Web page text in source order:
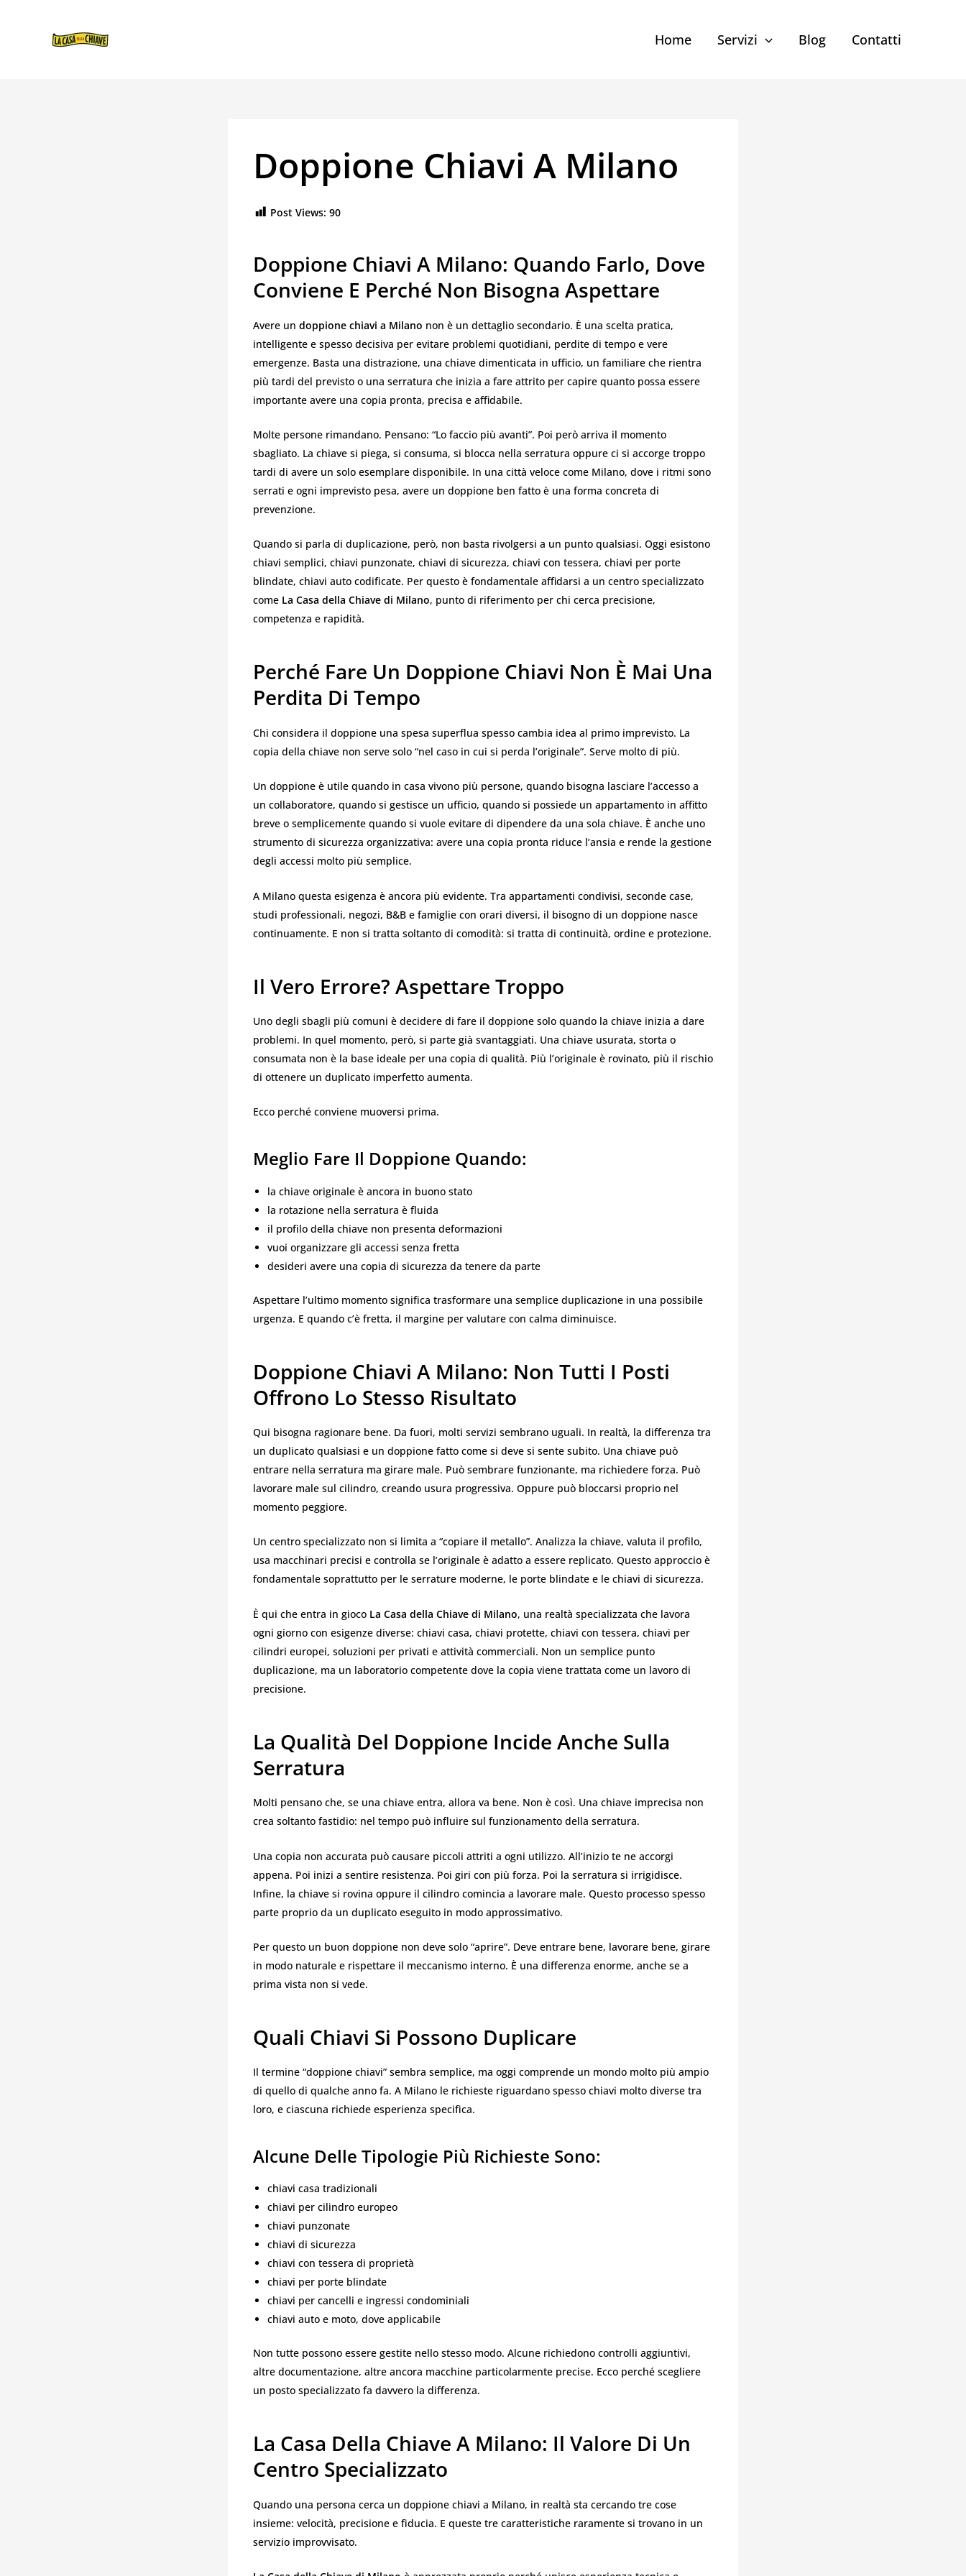
CONTENUTO
Home Servizi Blog Contatti
Doppione Chiavi A Milano
Post Views: 90
Doppione Chiavi A Milano: Quando Farlo, Dove
Conviene E Perché Non Bisogna Aspettare
Avere un doppione chiavi a Milano non è un dettaglio secondario. È una scelta pratica,
intelligente e spesso decisiva per evitare problemi quotidiani, perdite di tempo e vere
emergenze. Basta una distrazione, una chiave dimenticata in ufficio, un familiare che rientra
più tardi del previsto o una serratura che inizia a fare attrito per capire quanto possa essere
importante avere una copia pronta, precisa e affidabile.
Molte persone rimandano. Pensano: “Lo faccio più avanti”. Poi però arriva il momento
sbagliato. La chiave si piega, si consuma, si blocca nella serratura oppure ci si accorge troppo
tardi di avere un solo esemplare disponibile. In una città veloce come Milano, dove i ritmi sono
serrati e ogni imprevisto pesa, avere un doppione ben fatto è una forma concreta di
prevenzione.
Quando si parla di duplicazione, però, non basta rivolgersi a un punto qualsiasi. Oggi esistono
chiavi semplici, chiavi punzonate, chiavi di sicurezza, chiavi con tessera, chiavi per porte
blindate, chiavi auto codificate. Per questo è fondamentale affidarsi a un centro specializzato
come La Casa della Chiave di Milano, punto di riferimento per chi cerca precisione,
competenza e rapidità.
Perché Fare Un Doppione Chiavi Non È Mai Una
Perdita Di Tempo
Chi considera il doppione una spesa superflua spesso cambia idea al primo imprevisto. La
copia della chiave non serve solo “nel caso in cui si perda l’originale”. Serve molto di più.
Un doppione è utile quando in casa vivono più persone, quando bisogna lasciare l’accesso a
un collaboratore, quando si gestisce un ufficio, quando si possiede un appartamento in affitto
breve o semplicemente quando si vuole evitare di dipendere da una sola chiave. È anche uno
strumento di sicurezza organizzativa: avere una copia pronta riduce l’ansia e rende la gestione
degli accessi molto più semplice.
A Milano questa esigenza è ancora più evidente. Tra appartamenti condivisi, seconde case,
studi professionali, negozi, B&B e famiglie con orari diversi, il bisogno di un doppione nasce
continuamente. E non si tratta soltanto di comodità: si tratta di continuità, ordine e protezione.
Il Vero Errore? Aspettare Troppo
Uno degli sbagli più comuni è decidere di fare il doppione solo quando la chiave inizia a dare
problemi. In quel momento, però, si parte già svantaggiati. Una chiave usurata, storta o
consumata non è la base ideale per una copia di qualità. Più l’originale è rovinato, più il rischio
di ottenere un duplicato imperfetto aumenta.
Ecco perché conviene muoversi prima.
Meglio Fare Il Doppione Quando:
la chiave originale è ancora in buono stato
la rotazione nella serratura è fluida
il profilo della chiave non presenta deformazioni
vuoi organizzare gli accessi senza fretta
desideri avere una copia di sicurezza da tenere da parte
Aspettare l’ultimo momento significa trasformare una semplice duplicazione in una possibile
urgenza. E quando c’è fretta, il margine per valutare con calma diminuisce.
Doppione Chiavi A Milano: Non Tutti I Posti
Offrono Lo Stesso Risultato
Qui bisogna ragionare bene. Da fuori, molti servizi sembrano uguali. In realtà, la differenza tra
un duplicato qualsiasi e un doppione fatto come si deve si sente subito. Una chiave può
entrare nella serratura ma girare male. Può sembrare funzionante, ma richiedere forza. Può
lavorare male sul cilindro, creando usura progressiva. Oppure può bloccarsi proprio nel
momento peggiore.
Un centro specializzato non si limita a “copiare il metallo”. Analizza la chiave, valuta il profilo,
usa macchinari precisi e controlla se l’originale è adatto a essere replicato. Questo approccio è
fondamentale soprattutto per le serrature moderne, le porte blindate e le chiavi di sicurezza.
È qui che entra in gioco La Casa della Chiave di Milano, una realtà specializzata che lavora
ogni giorno con esigenze diverse: chiavi casa, chiavi protette, chiavi con tessera, chiavi per
cilindri europei, soluzioni per privati e attività commerciali. Non un semplice punto
duplicazione, ma un laboratorio competente dove la copia viene trattata come un lavoro di
precisione.
La Qualità Del Doppione Incide Anche Sulla
Serratura
Molti pensano che, se una chiave entra, allora va bene. Non è così. Una chiave imprecisa non
crea soltanto fastidio: nel tempo può influire sul funzionamento della serratura.
Una copia non accurata può causare piccoli attriti a ogni utilizzo. All’inizio te ne accorgi
appena. Poi inizi a sentire resistenza. Poi giri con più forza. Poi la serratura si irrigidisce.
Infine, la chiave si rovina oppure il cilindro comincia a lavorare male. Questo processo spesso
parte proprio da un duplicato eseguito in modo approssimativo.
Per questo un buon doppione non deve solo “aprire”. Deve entrare bene, lavorare bene, girare
in modo naturale e rispettare il meccanismo interno. È una differenza enorme, anche se a
prima vista non si vede.
Quali Chiavi Si Possono Duplicare
Il termine “doppione chiavi” sembra semplice, ma oggi comprende un mondo molto più ampio
di quello di qualche anno fa. A Milano le richieste riguardano spesso chiavi molto diverse tra
loro, e ciascuna richiede esperienza specifica.
Alcune Delle Tipologie Più Richieste Sono:
chiavi casa tradizionali
chiavi per cilindro europeo
chiavi punzonate
chiavi di sicurezza
chiavi con tessera di proprietà
chiavi per porte blindate
chiavi per cancelli e ingressi condominiali
chiavi auto e moto, dove applicabile
Non tutte possono essere gestite nello stesso modo. Alcune richiedono controlli aggiuntivi,
altre documentazione, altre ancora macchine particolarmente precise. Ecco perché scegliere
un posto specializzato fa davvero la differenza.
La Casa Della Chiave A Milano: Il Valore Di Un
Centro Specializzato
Quando una persona cerca un doppione chiavi a Milano, in realtà sta cercando tre cose
insieme: velocità, precisione e fiducia. E queste tre caratteristiche raramente si trovano in un
servizio improvvisato.